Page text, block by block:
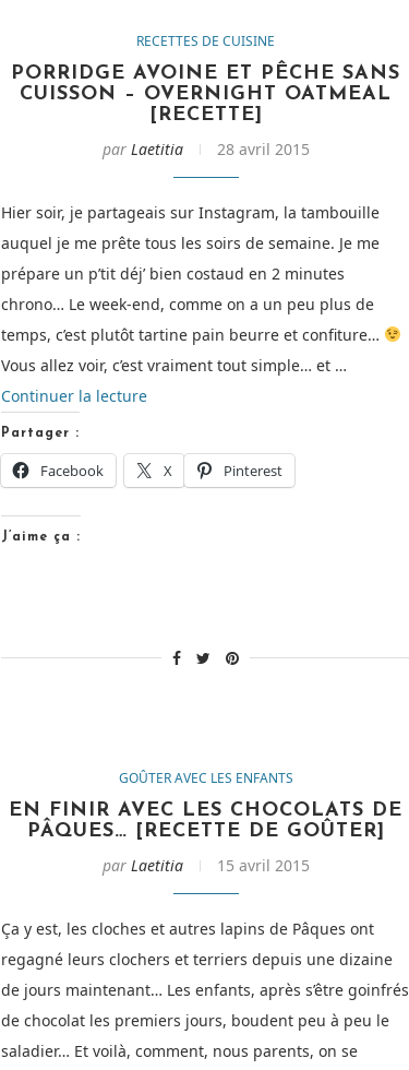
RECETTES DE CUISINE
PORRIDGE AVOINE ET PÊCHE SANS
CUISSON – OVERNIGHT OATMEAL
[RECETTE]
par Laetitia 28 avril 2015
Hier soir, je partageais sur Instagram, la tambouille
auquel je me prête tous les soirs de semaine. Je me
prépare un p’tit déj’ bien costaud en 2 minutes
chrono… Le week-end, comme on a un peu plus de
temps, c’est plutôt tartine pain beurre et confiture…
Vous allez voir, c’est vraiment tout simple… et …
Continuer la lecturede
avoine
et
OatMeal
Partager :
Facebook X Pinterest
J’aime ça :
GOÛTER AVEC LES ENFANTS
EN FINIR AVEC LES CHOCOLATS DE
PÂQUES… [RECETTE DE GOÛTER]
par Laetitia 15 avril 2015
Ça y est, les cloches et autres lapins de Pâques ont
regagné leurs clochers et terriers depuis une dizaine
de jours maintenant… Les enfants, après s’être goinfrés
de chocolat les premiers jours, boudent peu à peu le
saladier… Et voilà, comment, nous parents, on se